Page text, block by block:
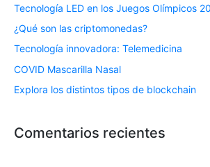
Tecnología LED en los Juegos Olímpicos
¿Qué son las criptomonedas?
Tecnología innovadora: Telemedicina
COVID Mascarilla Nasal
Explora los distintos tipos de blockchain
Comentarios recientes